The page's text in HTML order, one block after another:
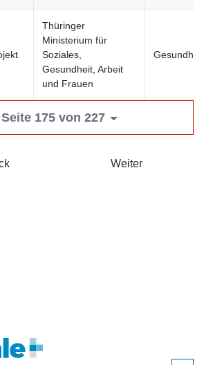
Thüringer
Ministerium für
Soziales,
Gesundheit, Arbeit
und Frauen
Gesundheit
Seite 175 von 227
Weiter